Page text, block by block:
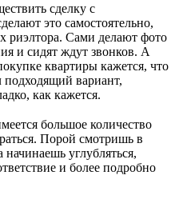
сделку с
это самостоятельно,
риэлтора. Сами делают фото
и сидят ждут звонков. А
квартиры кажется, что
вариант,
как кажется.
большое количество
Порой смотришь в
углубляться,
и более подробно